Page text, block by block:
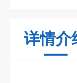
详情介